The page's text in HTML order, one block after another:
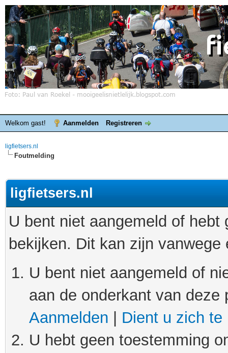
Welkom gast! Aanmelden Registreren
ligfietsers.nl
Foutmelding
ligfietsers.nl
U bent niet aangemeld of
bekijken. Dit kan zijn
U bent niet aangemeld of
aan de onderkant van
Aanmelden
Dient u zich te
U hebt geen toestemming